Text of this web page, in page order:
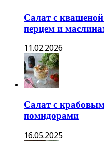
Салат с
перцем и
11.02.2026
Салат с
помидорами
16.05.2025